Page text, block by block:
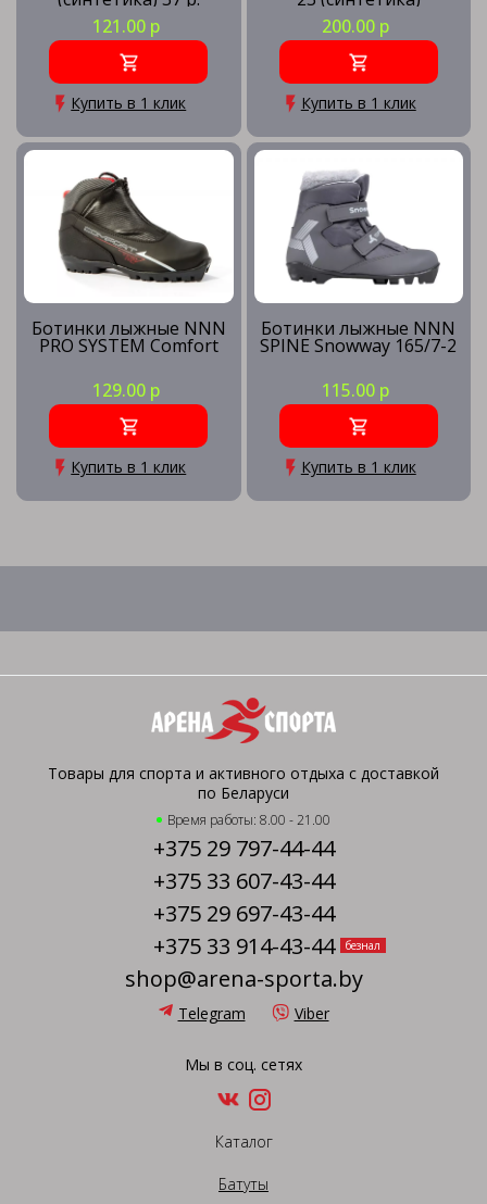
121.00 р
Купить в 1 клик
200.00 р
Купить в 1 клик
Ботинки лыжные NNN
PRO SYSTEM Comfort
129.00 р
Купить в 1 клик
Ботинки лыжные NNN
SPINE Snowway 165/7-2
115.00 р
Купить в 1 клик
Товары для спорта и активного отдыха с доставкой
по Беларуси
Время работы: 8.00 - 21.00
+375 29 797-44-44
+375 33 607-43-44
+375 29 697-43-44
+375 33 914-43-44
безнал
shop@arena-sporta.by
Telegram Viber
Мы в соц. сетях
Каталог
Батуты